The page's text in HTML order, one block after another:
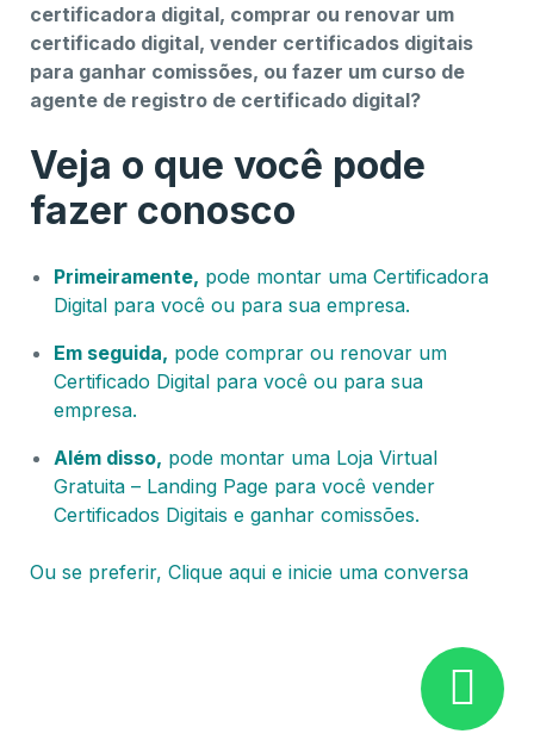
certificadora digital, comprar ou renovar um
certificado digital, vender certificados digitais
para ganhar comissões, ou fazer um curso de
agente de registro de certificado digital?
Veja o que você pode
fazer conosco
Primeiramente, pode montar uma Certificadora
Digital para você ou para sua empresa.
Em seguida, pode comprar ou renovar um
Certificado Digital para você ou para sua
empresa.
Além disso, pode montar uma Loja Virtual
Gratuita – Landing Page para você vender
Certificados Digitais e ganhar comissões.
Ou se preferir, Clique aqui e inicie uma conversa